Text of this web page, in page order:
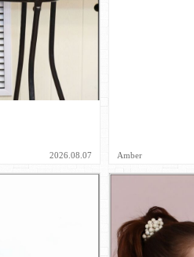
2026.08.07 Amber